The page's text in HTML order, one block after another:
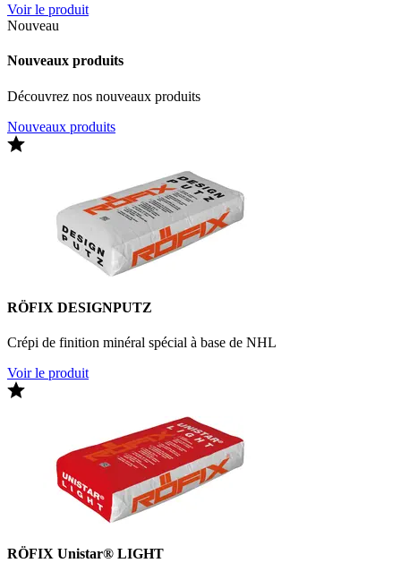
Voir le produit
Nouveau
Nouveaux produits
Découvrez nos nouveaux produits
Nouveaux produits
RÖFIX DESIGNPUTZ
Crépi de finition minéral spécial à base de NHL
Voir le produit
RÖFIX Unistar® LIGHT